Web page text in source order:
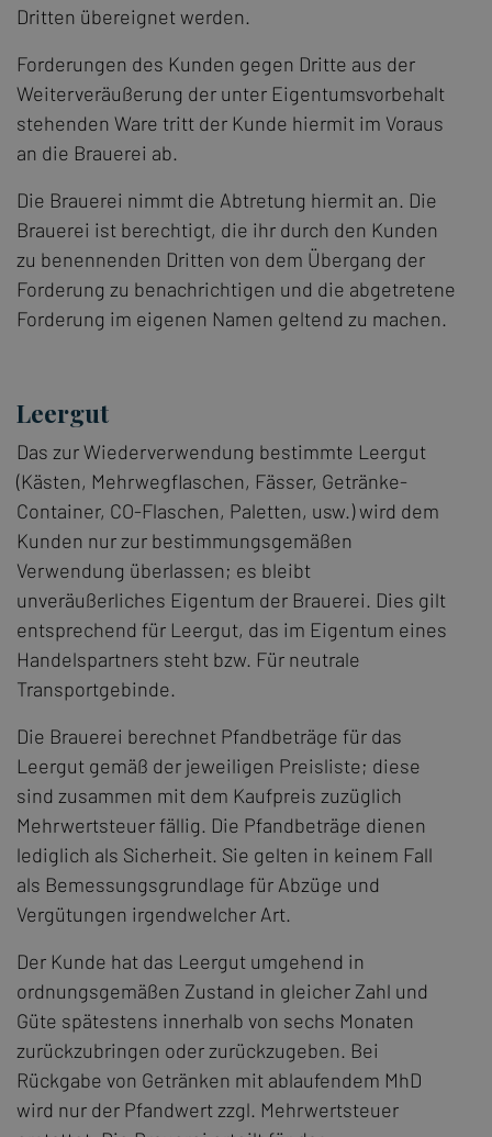
Dritten übereignet werden.
Forderungen des Kunden gegen Dritte aus der
Weiterveräußerung der unter Eigentumsvorbehalt
stehenden Ware tritt der Kunde hiermit im Voraus
an die Brauerei ab.
Die Brauerei nimmt die Abtretung hiermit an. Die
Brauerei ist berechtigt, die ihr durch den Kunden
zu benennenden Dritten von dem Übergang der
Forderung zu benachrichtigen und die abgetretene
Forderung im eigenen Namen geltend zu machen.
Leergut
Das zur Wiederverwendung bestimmte Leergut
(Kästen, Mehrwegflaschen, Fässer, Getränke-
Container, CO-Flaschen, Paletten, usw.) wird dem
Kunden nur zur bestimmungsgemäßen
Verwendung überlassen; es bleibt
unveräußerliches Eigentum der Brauerei. Dies gilt
entsprechend für Leergut, das im Eigentum eines
Handelspartners steht bzw. Für neutrale
Transportgebinde.
Die Brauerei berechnet Pfandbeträge für das
Leergut gemäß der jeweiligen Preisliste; diese
sind zusammen mit dem Kaufpreis zuzüglich
Mehrwertsteuer fällig. Die Pfandbeträge dienen
lediglich als Sicherheit. Sie gelten in keinem Fall
als Bemessungsgrundlage für Abzüge und
Vergütungen irgendwelcher Art.
Der Kunde hat das Leergut umgehend in
ordnungsgemäßen Zustand in gleicher Zahl und
Güte spätestens innerhalb von sechs Monaten
zurückzubringen oder zurückzugeben. Bei
Rückgabe von Getränken mit ablaufendem MhD
wird nur der Pfandwert zzgl. Mehrwertsteuer